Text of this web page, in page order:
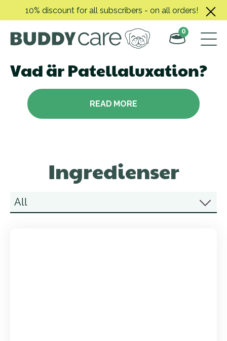
content
10% discount for all subscribers - on all orders!
0
Vad är Patellaluxation?
READ MORE
Ingredienser
All